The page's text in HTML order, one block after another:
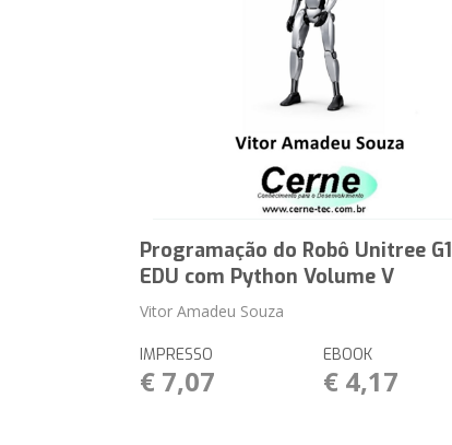
Programação do Robô Unitree G1
EDU com Python Volume V
Vitor Amadeu Souza
IMPRESSO
€ 7,07
EBOOK
€ 4,17